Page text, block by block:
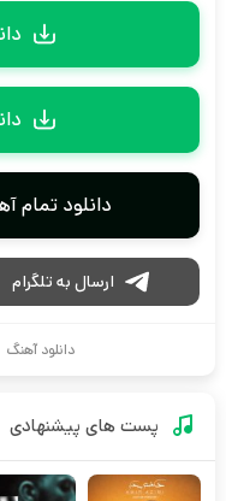
دانلود
ارسال به تلگرام
دانلود آهنگ
پست های پیشنهادی